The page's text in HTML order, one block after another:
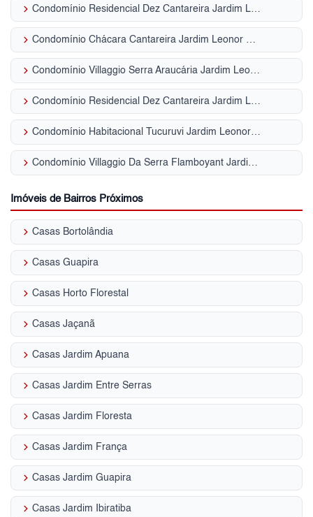
keyboard_arrow_right Condomínio Residencial Dez Cantareira Jardim Leonor Mendes de Barros
keyboard_arrow_right Condomínio Chácara Cantareira Jardim Leonor Mendes de Barros
keyboard_arrow_right Condomínio Villaggio Serra Araucária Jardim Leonor Mendes de Barros
keyboard_arrow_right Condomínio Residencial Dez Cantareira Jardim Leonor Mendes de Barros
keyboard_arrow_right Condomínio Habitacional Tucuruvi Jardim Leonor Mendes de Barros
keyboard_arrow_right Condomínio Villaggio Da Serra Flamboyant Jardim Leonor Mendes de Barros
Imóveis de Bairros Próximos
keyboard_arrow_right Casas Bortolândia
keyboard_arrow_right Casas Guapira
keyboard_arrow_right Casas Horto Florestal
keyboard_arrow_right Casas Jaçanã
keyboard_arrow_right Casas Jardim Apuana
keyboard_arrow_right Casas Jardim Entre Serras
keyboard_arrow_right Casas Jardim Floresta
keyboard_arrow_right Casas Jardim França
keyboard_arrow_right Casas Jardim Guapira
keyboard_arrow_right Casas Jardim Ibiratiba